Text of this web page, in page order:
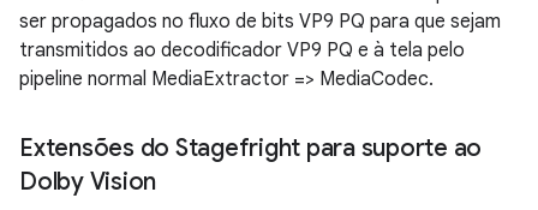
ser propagados no fluxo de bits VP9 PQ para que sejam
transmitidos ao decodificador VP9 PQ e à tela pelo
pipeline normal MediaExtractor => MediaCodec.
Extensões do Stagefright para suporte ao
Dolby Vision